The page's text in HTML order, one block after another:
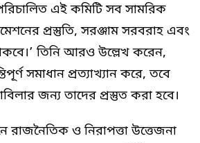
এই কমিটি সব সামরিক
প্রস্তুতি, সরঞ্জাম সরবরাহ এবং
থাকবে।’ তিনি আরও উল্লেখ করেন,
সমাধান প্রত্যাখ্যান করে, তবে
জন্য তাদের প্রস্তুত করা হবে।
রাজনৈতিক ও নিরাপত্তা উত্তেজনা